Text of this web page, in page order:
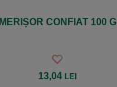
MERIȘOR CONFIAT 100 G
13,04 LEI